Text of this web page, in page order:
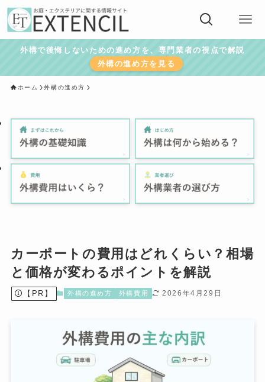
外構で後悔しないための進め方を、専門業者の視点で解説
外構の進め方を見る
ホーム 外構の進め方
カーポートの費用はどれくらい？相場
と価格が変わるポイントを解説
【PR】 外構の進め方 外構費用 2026年4月29日